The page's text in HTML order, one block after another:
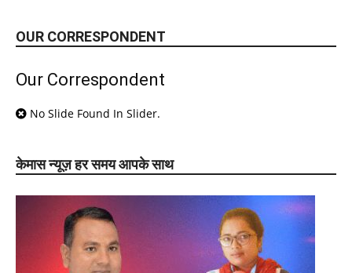
OUR CORRESPONDENT
Our Correspondent
No Slide Found In Slider.
केमास न्यूज़ हर समय आपके साथ